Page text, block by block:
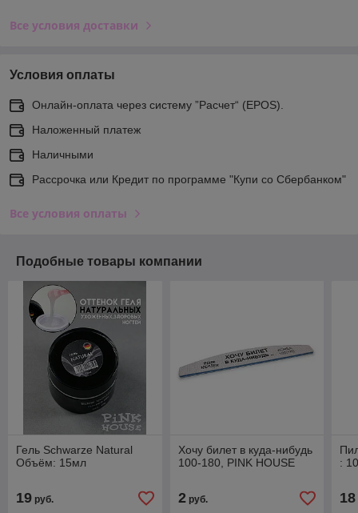
Все условия доставки
Условия оплаты
Онлайн-оплата через систему ”Расчет“ (EPOS).
Наложенный платеж
Наличными
Рассрочка или Кредит по программе "Купи со Сбербанком"
Все условия оплаты
Подобные товары компании
Гель Schwarze Natural
Объём: 15мл
19 руб.
Хочу билет в куда-нибудь
100-180, PINK HOUSE
2руб.
:
18